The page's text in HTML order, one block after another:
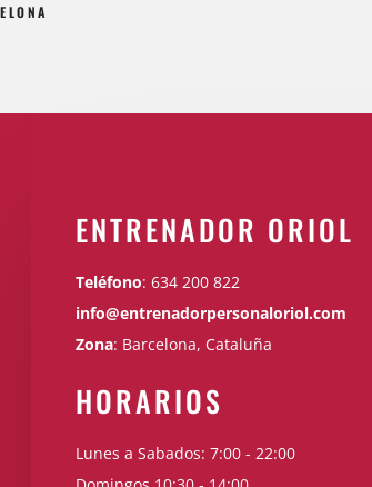
ENTRENADOR ORIOL
Teléfono: 634 200 822
info@entrenadorpersonaloriol.com
Zona: Barcelona, Cataluña
HORARIOS
Lunes a Sabados: 7:00 - 22:00